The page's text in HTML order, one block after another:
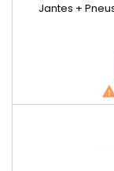
Jantes +